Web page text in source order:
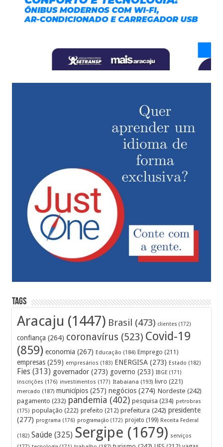
Tags
Aracaju (1447) Brasil (473) clientes (172)
confiança (264) coronavírus (523) Covid-19
(859) economia (267) Educação (184) Emprego (211)
empresas (259) empresários (183) ENERGISA (273) Estado (182)
Fies (313) governador (273) governo (253) IBGE (171)
inscrições (176) investimentos (177) Itabaiana (193) livro (221)
mercado (187) municípios (257) negócios (274) Nordeste (242)
pagamento (232) pandemia (402) pesquisa (234) petrobras
(175) população (222) prefeito (212) prefeitura (242) presidente
(277) programa (176) programação (172) projeto (199) Receita Federal
(182) Saúde (325) Sergipe (1679) serviços